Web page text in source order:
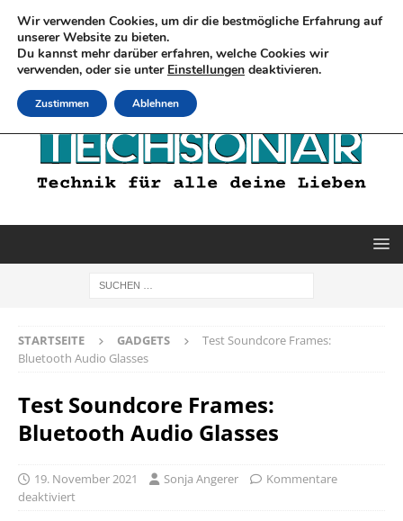
STARTSEITE GADGETS
Test Soundcore Frames:
Bluetooth Audio Glasses
Test Soundcore Frames:
Bluetooth Audio Glasses
19. November 2021 Sonja Angerer
Kommentare
deaktiviert
Wir verwenden Cookies, um dir die bestmögliche Erfahrung auf
unserer Website zu bieten.
Du kannst mehr darüber erfahren, welche Cookies wir
verwenden, oder sie unter Einstellungen deaktivieren.
Zustimmen Ablehnen